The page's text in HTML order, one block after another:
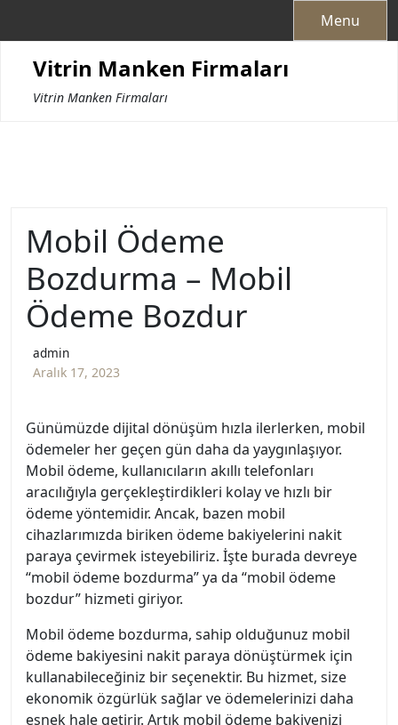
Menu
Vitrin Manken Firmaları
Vitrin Manken Firmaları
Mobil Ödeme
Bozdurma – Mobil
Ödeme Bozdur
admin
Aralık 17, 2023
Günümüzde dijital dönüşüm hızla ilerlerken, mobil
ödemeler her geçen gün daha da yaygınlaşıyor.
Mobil ödeme, kullanıcıların akıllı telefonları
aracılığıyla gerçekleştirdikleri kolay ve hızlı bir
ödeme yöntemidir. Ancak, bazen mobil
cihazlarımızda biriken ödeme bakiyelerini nakit
paraya çevirmek isteyebiliriz. İşte burada devreye
“mobil ödeme bozdurma” ya da “mobil ödeme
bozdur” hizmeti giriyor.
Mobil ödeme bozdurma, sahip olduğunuz mobil
ödeme bakiyesini nakit paraya dönüştürmek için
kullanabileceğiniz bir seçenektir. Bu hizmet, size
ekonomik özgürlük sağlar ve ödemelerinizi daha
esnek hale getirir. Artık mobil ödeme bakiyenizi